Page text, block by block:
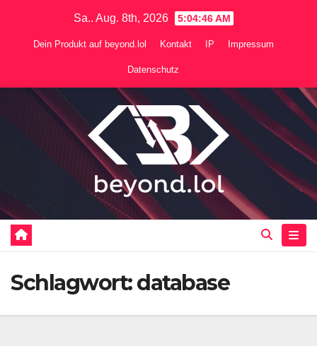
Sa.. Aug. 8th, 2026 5:04:46 AM
Dein Produkt auf beyond.lol Kontakt IP Impressum
Datenschutz
Schlagwort:database